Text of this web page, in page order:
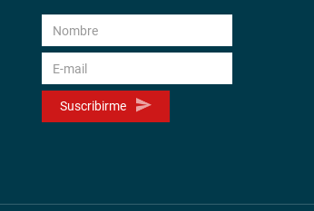
Suscribirme